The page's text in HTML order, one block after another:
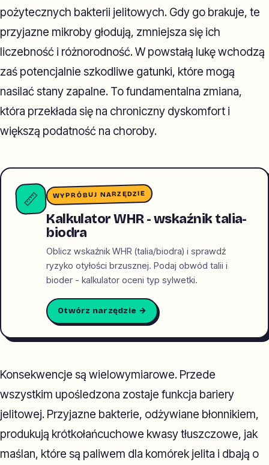
pożytecznych bakterii jelitowych. Gdy go brakuje, te
przyjazne mikroby głodują, zmniejsza się ich
liczebność i różnorodność. W powstałą lukę wchodzą
zaś potencjalnie szkodliwe gatunki, które mogą
nasilać stany zapalne. To fundamentalna zmiana,
która przekłada się na chroniczny dyskomfort i
większą podatność na choroby.
📏 WYPRÓBUJ NARZĘDZIE
Kalkulator WHR - wskaźnik talia-
biodra
Oblicz wskaźnik WHR (talia/biodra) i sprawdź
ryzyko otyłości brzusznej. Podaj obwód talii i
bioder - kalkulator oceni typ sylwetki.
Otwórz narzędzie →
Konsekwencje są wielowymiarowe. Przede
wszystkim upośledzona zostaje funkcja bariery
jelitowej. Przyjazne bakterie, odżywiane błonnikiem,
produkują krótkołańcuchowe kwasy tłuszczowe, jak
maślan, które są paliwem dla komórek jelita i dbają o